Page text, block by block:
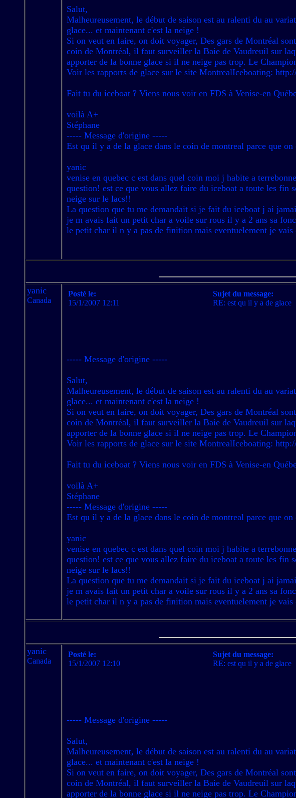
Salut,
Malheureusement, le début de saison est au ralenti du au
glace... et maintenant c'est la neige !
Si on veut en faire, on doit voyager, Des gars de Montréal
coin de Montréal, il faut surveiller la Baie de Vaudreuil sur
apporter de la bonne glace si il ne neige pas trop. Le
Voir les rapports de glace sur le site MontrealIceboating:
Fait tu du iceboat ? Viens nous voir en FDS à Venise-en
voilà A+
Stéphane
----- Message d'origine -----
Est qu il y a de la glace dans le coin de montreal parce que
yanic
venise en quebec c est dans quel coin moi j habite a
question! est ce que vous allez faire du iceboat a toute les
neige sur le lacs!!
La question que tu me demandait si je fait du iceboat j ai
je m avais fait un petit char a voile sur rous il y a 2 ans sa
le petit char il n y a pas de finition mais eventuelement je
yanic
Canada
Posté le:
15/1/2007 12:11
Sujet du message:
RE: est qu il y a de glace
----- Message d'origine -----
Salut,
Malheureusement, le début de saison est au ralenti du au
glace... et maintenant c'est la neige !
Si on veut en faire, on doit voyager, Des gars de Montréal
coin de Montréal, il faut surveiller la Baie de Vaudreuil sur
apporter de la bonne glace si il ne neige pas trop. Le
Voir les rapports de glace sur le site MontrealIceboating:
Fait tu du iceboat ? Viens nous voir en FDS à Venise-en
voilà A+
Stéphane
----- Message d'origine -----
Est qu il y a de la glace dans le coin de montreal parce que
yanic
venise en quebec c est dans quel coin moi j habite a
question! est ce que vous allez faire du iceboat a toute les
neige sur le lacs!!
La question que tu me demandait si je fait du iceboat j ai
je m avais fait un petit char a voile sur rous il y a 2 ans sa
le petit char il n y a pas de finition mais eventuelement je
yanic
Canada
Posté le:
15/1/2007 12:10
Sujet du message:
RE: est qu il y a de glace
----- Message d'origine -----
Salut,
Malheureusement, le début de saison est au ralenti du au
glace... et maintenant c'est la neige !
Si on veut en faire, on doit voyager, Des gars de Montréal
coin de Montréal, il faut surveiller la Baie de Vaudreuil sur
apporter de la bonne glace si il ne neige pas trop. Le